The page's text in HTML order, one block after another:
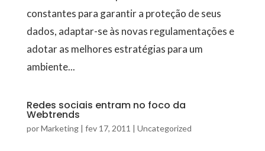
constantes para garantir a proteção de seus
dados, adaptar-se às novas regulamentações e
adotar as melhores estratégias para um
ambiente...
Redes sociais entram no foco da
Webtrends
porMarketing| fev 17, 2011 | Uncategorized